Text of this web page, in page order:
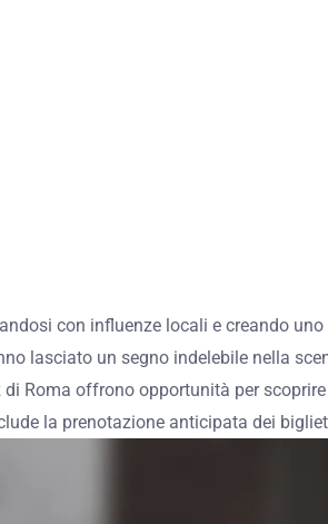
con influenze locali e creando
lasciato un segno indelebile nella
Roma offrono opportunità per
la prenotazione anticipata dei